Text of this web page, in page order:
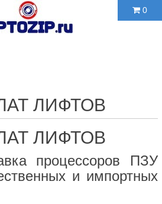
0
ЛИФТОВ
ЛИФТОВ
процессоров ПЗУ
и импортных